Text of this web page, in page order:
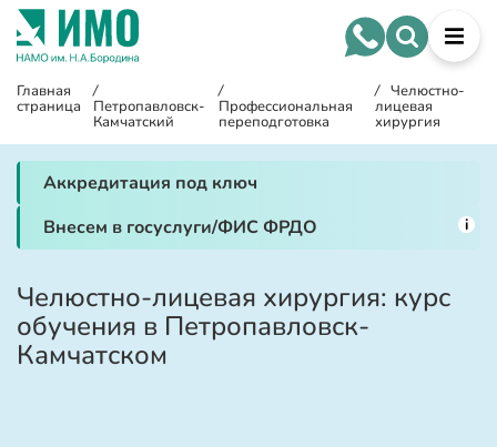
Главная
страница
/
Петропавловск-
Камчатский
/
Профессиональная
переподготовка
/ Челюстно-
лицевая
хирургия
Аккредитация под ключ
Внесем в госуслуги/ФИС ФРДО
i
Челюстно-лицевая хирургия: курс
обучения в Петропавловск-
Камчатском